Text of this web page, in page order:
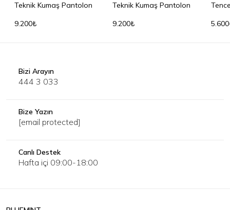
Teknik Kumaş Pantolon
9.200₺
Teknik Kumaş Pantolon
9.200₺
Bizi Arayın
444 3 033
Bize Yazın
[email protected]
Canlı Destek
Hafta içi 09:00-18:00